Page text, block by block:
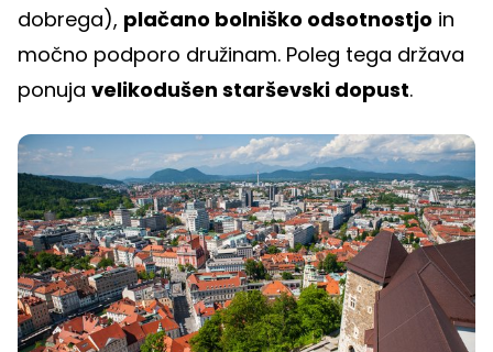
dobrega), plačano bolniško odsotnostjo in
močno podporo družinam. Poleg tega država
ponuja velikodušen starševski dopust.